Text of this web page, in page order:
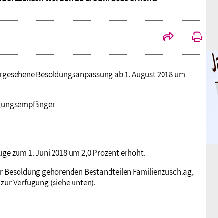
Besoldungsanpassung ab 1. August 2018 um
zum 1. Juni 2018 um 2,0 Prozent erhöht.
gehörenden Bestandteilen Familienzuschlag,
Verfügung (siehe unten).